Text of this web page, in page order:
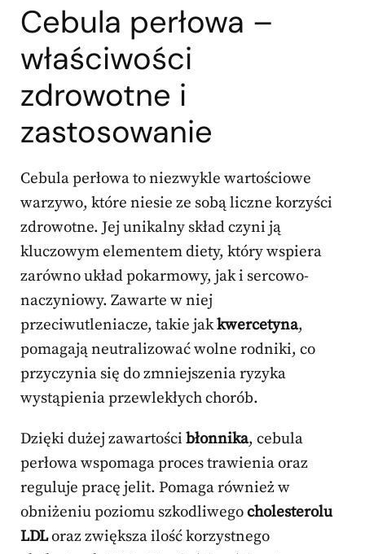
Cebula perłowa –
właściwości
zdrowotne i
zastosowanie
Cebula perłowa to niezwykle wartościowe
warzywo, które niesie ze sobą liczne korzyści
zdrowotne. Jej unikalny skład czyni ją
kluczowym elementem diety, który wspiera
zarówno układ pokarmowy, jak i sercowo-
naczyniowy. Zawarte w niej
przeciwutleniacze, takie jakkwercetyna,
pomagają neutralizować wolne rodniki, co
przyczynia się do zmniejszenia ryzyka
wystąpienia przewlekłych chorób.
Dzięki dużej zawartości błonnika, cebula
perłowa wspomaga proces trawienia oraz
reguluje pracę jelit. Pomaga również w
obniżeniu poziomu szkodliwegocholesterolu
LDLoraz zwiększa ilość korzystnego